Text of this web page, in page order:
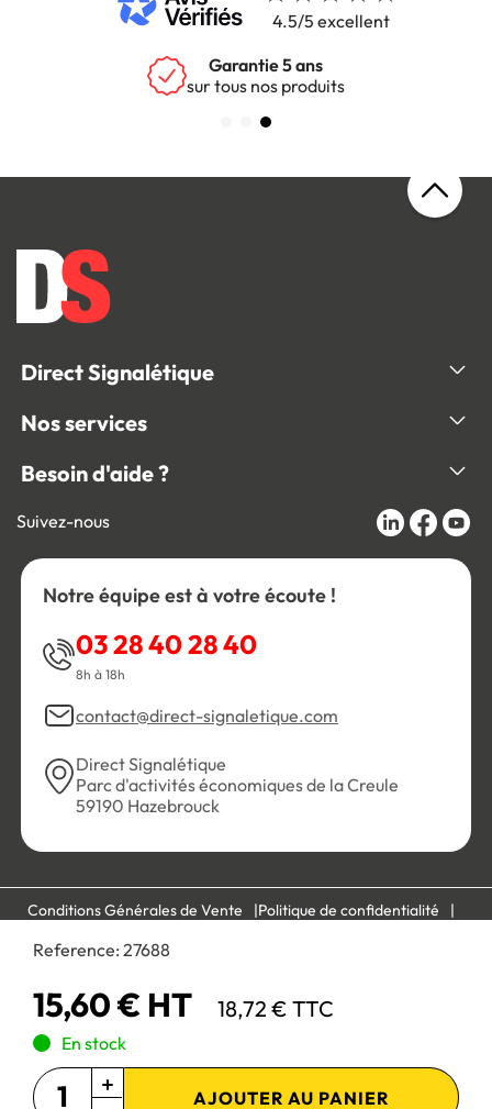
Reference: 27688
15,60 € HT 18,72 € TTC
En stock
AJOUTER AU PANIER
4.5/5 excellent
Garantie 5 ans
sur tous nos produits
Direct Signalétique
Nos services
Besoin d'aide ?
Suivez-nous
Notre équipe est à votre écoute !
03 28 40 28 40
8h à 18h
contact@direct-signaletique.com
Direct Signalétique
Parc d'activités économiques de la Creule
59190 Hazebrouck
Conditions Générales de Vente
Politique de confidentialité
Mentions légales
Paiement 100% sécurisé :